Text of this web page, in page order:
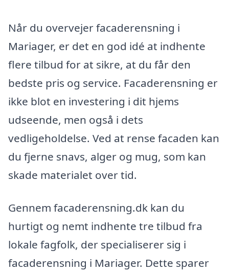
Når du overvejer facaderensning i
Mariager, er det en god idé at indhente
flere tilbud for at sikre, at du får den
bedste pris og service. Facaderensning er
ikke blot en investering i dit hjems
udseende, men også i dets
vedligeholdelse. Ved at rense facaden kan
du fjerne snavs, alger og mug, som kan
skade materialet over tid.
Gennem facaderensning.dk kan du
hurtigt og nemt indhente tre tilbud fra
lokale fagfolk, der specialiserer sig i
facaderensning i Mariager. Dette sparer